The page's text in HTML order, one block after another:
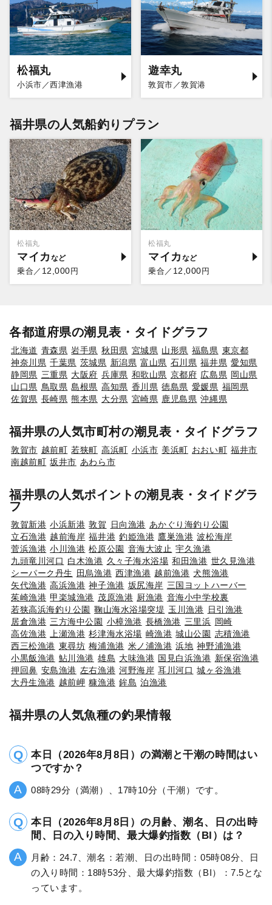
松福丸
小浜市／西津漁港
遊幸丸
敦賀市／敦賀港
福井県の人気船釣りプラン
松福丸
マイカ
乗合／ 12,000円
松福丸
マイカ
乗合／ 12,000円
各都道府県の潮見表・タイドグラフ
北海道 青森県 岩手県 秋田県 宮城県 山形県 福島県 東京都
神奈川県 千葉県 茨城県 新潟県 富山県 石川県 福井県 愛知県
静岡県 三重県 大阪府 兵庫県 和歌山県 京都府 広島県 岡山県
山口県 鳥取県 島根県 高知県 香川県 徳島県 愛媛県 福岡県
佐賀県 長崎県 熊本県 大分県 宮崎県 鹿児島県 沖縄県
福井県の人気市町村の潮見表・タイドグラフ
敦賀市 越前町 若狭町 高浜町 小浜市 美浜町 おおい町 福井市
南越前町 坂井市 あわら市
福井県の人気ポイントの潮見表・タイドグラ
フ
敦賀新港 小浜新港 敦賀 日向漁港 あかぐり海釣り公園
立石漁港 越前海岸 福井港 釣姫漁港 鷹巣漁港 波松海岸
菅浜漁港 小川漁港 松原公園 音海大波止 宇久漁港
九頭竜川河口 白木漁港 久々子海水浴場 和田漁港 世久見漁港
シーパーク丹生 田烏漁港 西津漁港 越前漁港 犬熊漁港
矢代漁港 高浜漁港 神子漁港 坂尻海岸 三国ヨットハーバー
茱崎漁港 甲楽城漁港 茂原漁港 厨漁港 音海小中学校裏
若狭高浜海釣り公園 鞠山海水浴場突堤 玉川漁港 日引漁港
居倉漁港 三方海中公園 小樟漁港 長橋漁港 三里浜 岡崎
高佐漁港
上瀬漁港 杉津海水浴場 崎漁港 城山公園 志積漁港
西三松漁港 東尋坊 梅浦漁港 米ノ浦漁港 浜地 神野浦漁港
小黒飯漁港 鮎川漁港 雄島 大味漁港 国見白浜漁港 新保宿漁港
押回鼻 安島漁港 左右漁港 河野海岸 耳川河口 城ヶ谷漁港
大丹生漁港 越前岬 糠漁港 鉾島 泊漁港
福井県の人気魚種の釣果情報
本日（2026年8月8日）の満潮と干潮の時間はい
つですか？
08時29分（満潮）、17時10分（干潮）です。
本日（2026年8月8日）の月齢、潮名、日の出時
間、日の入り時間、最大爆釣指数（BI）は？
月齢：24.7、潮名：若潮、日の出時間：05時08分、日
の入り時間：18時53分、最大爆釣指数（BI）：7.5とな
っています。